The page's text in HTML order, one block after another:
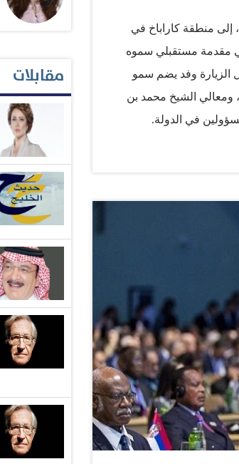
إلى منطقة كاراباخ في
مقدمة مستقبلي سموه
الزيارة وفد يضم سمو
ومعالي الشيخ محمد بن
في الدولة.
مقابلات